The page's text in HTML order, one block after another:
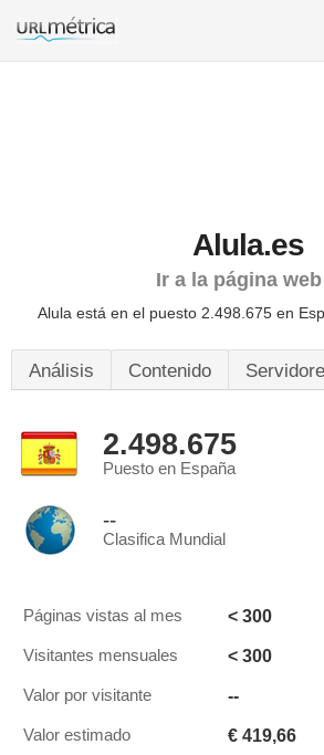
Alula.es
Ir a la página web
Alula está en el puesto 2.498.675 en
Análisis Contenido
2.498.675
Puesto en España
--
Clasifica Mundial
Páginas vistas al mes < 300
Visitantes mensuales < 300
Valor por visitante --
Valor estimado € 419,66